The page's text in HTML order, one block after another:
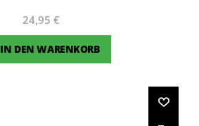
24,95 €
IN DEN WARENKORB